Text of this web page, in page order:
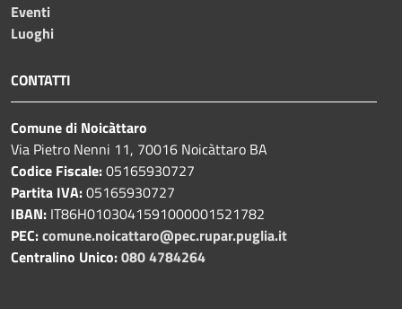
Eventi
Luoghi
CONTATTI
Comune di Noicàttaro
Via Pietro Nenni 11, 70016 Noicàttaro BA
Codice Fiscale:05165930727
Partita IVA:05165930727
IBAN: IT86H0103041591000001521782
PEC:comune.noicattaro@pec.rupar.puglia.it
Centralino Unico:080 4784264